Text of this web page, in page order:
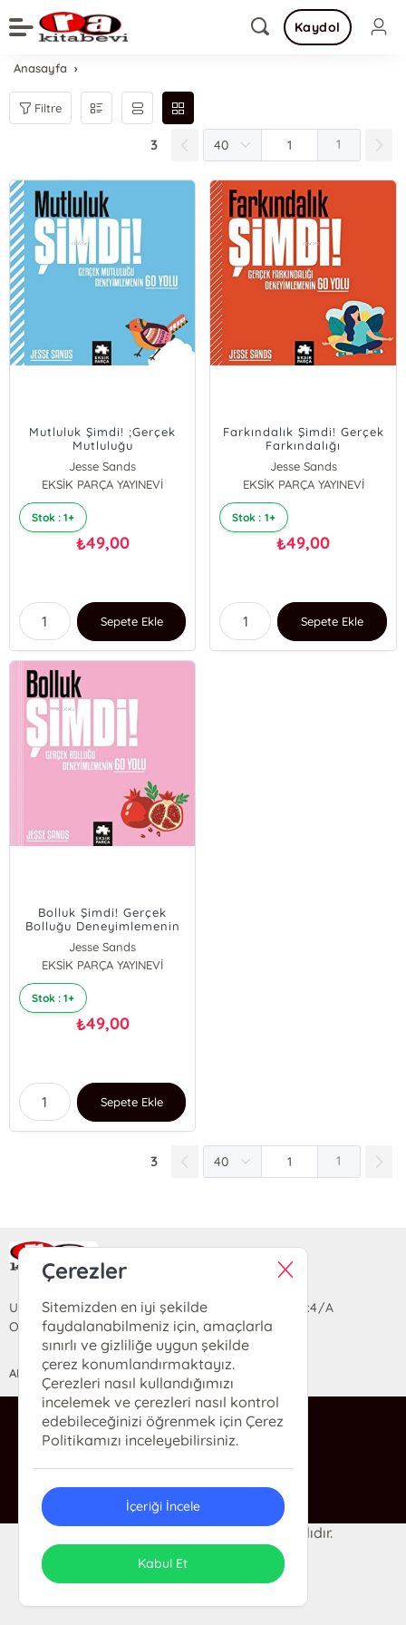
Kaydol
Anasayfa
Filtre
3 1
Mutluluk Şimdi! ;Gerçek
Mutluluğu
Deneyimlemenin 60 Yolu
Jesse Sands
EKSİK PARÇA YAYINEVİ
Stok : 1+
₺49,00
Sepete Ekle
Farkındalık Şimdi! Gerçek
Farkındalığı
Deneyimlemenin 60 Yolu
Jesse Sands
EKSİK PARÇA YAYINEVİ
Stok : 1+
₺49,00
Sepete Ekle
Bolluk Şimdi! Gerçek
Bolluğu Deneyimlemenin
60 Yolu
Jesse Sands
EKSİK PARÇA YAYINEVİ
Stok : 1+
₺49,00
Sepete Ekle
3 1
Ra Yayın Kitabevi
Uzun Sokak Saray Çarşısı Lara Sineması Girişi No:4/A
Ortahisar/TRABZON
ANASAYFA YARDIM İLETİŞİM
ra@rakitap.com
0(462) 326 49 71
© 2024 Ra Kitabevi. Her hakkı saklıdır.
Tasarım & Uygulama
Çerezler
Sitemizden en iyi şekilde
faydalanabilmeniz için, amaçlarla
sınırlı ve gizliliğe uygun şekilde
çerez konumlandırmaktayız.
Çerezleri nasıl kullandığımızı
incelemek ve çerezleri nasıl kontrol
edebileceğinizi öğrenmek için Çerez
Politikamızı inceleyebilirsiniz.
İçeriği İncele
Kabul Et